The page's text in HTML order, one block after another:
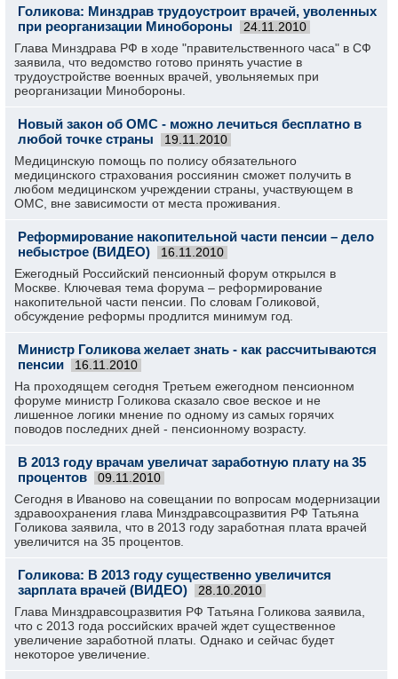
Голикова: Минздрав трудоустроит врачей, уволенных
при реорганизации Минобороны
24.11.2010
Глава Минздрава РФ в ходе "правительственного часа" в СФ
заявила, что ведомство готово принять участие в
трудоустройстве военных врачей, увольняемых при
реорганизации Минобороны.
Новый закон об ОМС - можно лечиться бесплатно в
любой точке страны
19.11.2010
Медицинскую помощь по полису обязательного
медицинского страхования россиянин сможет получить в
любом медицинском учреждении страны, участвующем в
ОМС, вне зависимости от места проживания.
Реформирование накопительной части пенсии – дело
небыстрое (ВИДЕО)
16.11.2010
Ежегодный Российский пенсионный форум открылся в
Москве. Ключевая тема форума – реформирование
накопительной части пенсии. По словам Голиковой,
обсуждение реформы продлится минимум год.
Министр Голикова желает знать - как рассчитываются
пенсии
16.11.2010
На проходящем сегодня Третьем ежегодном пенсионном
форуме министр Голикова сказало свое веское и не
лишенное логики мнение по одному из самых горячих
поводов последних дней - пенсионному возрасту.
В 2013 году врачам увеличат заработную плату на 35
процентов
09.11.2010
Сегодня в Иваново на совещании по вопросам модернизации
здравоохранения глава Минздравсоцразвития РФ Татьяна
Голикова заявила, что в 2013 году заработная плата врачей
увеличится на 35 процентов.
Голикова: В 2013 году существенно увеличится
зарплата врачей (ВИДЕО)
28.10.2010
Глава Минздравсоцразвития РФ Татьяна Голикова заявила,
что с 2013 года российских врачей ждет существенное
увеличение заработной платы. Однако и сейчас будет
некоторое увеличение.